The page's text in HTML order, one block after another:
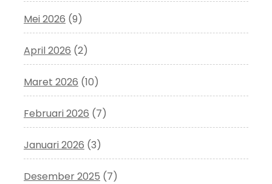
Mei 2026 (9)
April 2026 (2)
Maret 2026 (10)
Februari 2026 (7)
Januari 2026 (3)
Desember 2025 (7)